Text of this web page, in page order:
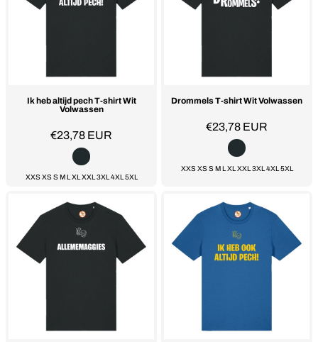
Ik heb altijd pech T-shirt Wit
Volwassen
€23,78 EUR
XXS XS S M L XL XXL 3XL 4XL 5XL
Drommels T-shirt Wit Volwassen
€23,78 EUR
XXS XS S M L XL XXL 3XL 4XL 5XL